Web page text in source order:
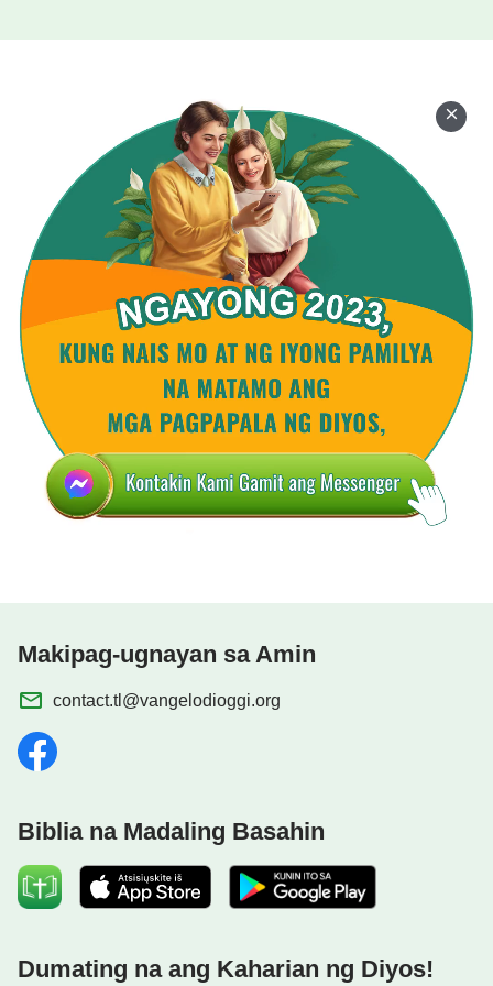
Makipag-ugnayan sa Amin
contact.tl@vangelodioggi.org
Biblia na Madaling Basahin
Dumating na ang Kaharian ng Diyos!